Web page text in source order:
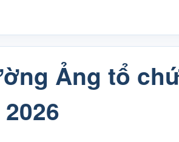
Ảng tổ